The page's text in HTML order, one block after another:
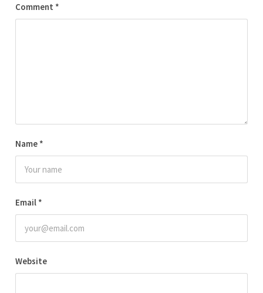
Comment *
Name *
Email *
Website